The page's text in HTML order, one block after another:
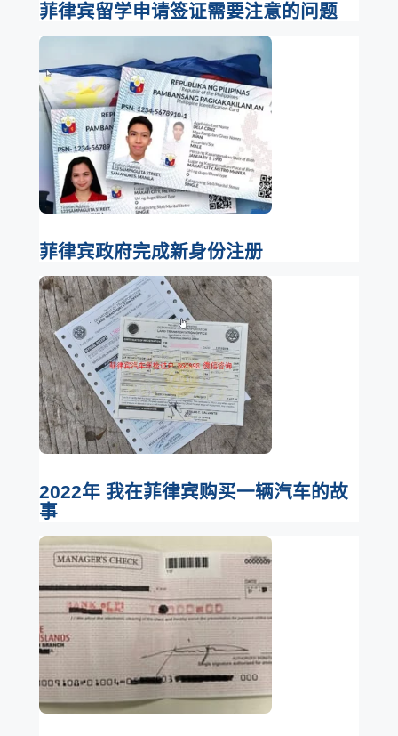
菲律宾留学申请签证需要注意的问题
菲律宾政府完成新身份注册
2022年 我在菲律宾购买一辆汽车的故
事